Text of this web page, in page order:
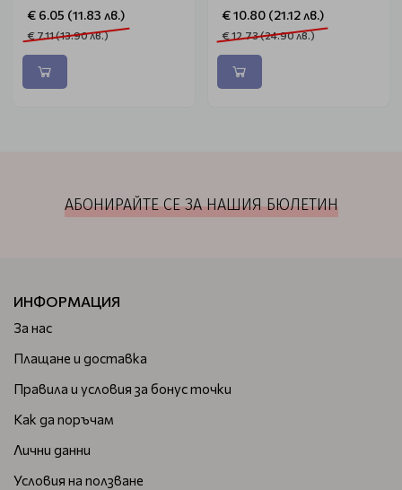
€ 6.05 (11.83 лв.)
€ 7.11 (13.90 лв.)
€ 10.80 (21.12 лв.)
€ 12.73 (24.90 лв.)
АБОНИРАЙТЕ СЕ ЗА НАШИЯ БЮЛЕТИН
ИНФОРМАЦИЯ
За нас
Плащане и доставка
Правила и условия за бонус точки
Как да поръчам
Лични данни
Условия на ползване